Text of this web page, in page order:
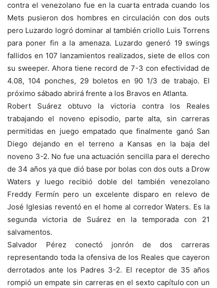
contra el venezolano fue en la cuarta entrada cuando los
Mets pusieron dos hombres en circulación con dos outs
pero Luzardo logró dominar al también criollo Luis Torrens
para poner fin a la amenaza. Luzardo generó 19 swings
fallidos en 107 lanzamientos realizados, siete de ellos con
su sweeper. Ahora tiene record de 7-3 con efectividad de
4.08, 104 ponches, 29 boletos en 90 1/3 de trabajo. El
próximo sábado abrirá frente a los Bravos en Atlanta.
Robert Suárez obtuvo la victoria contra los Reales
trabajando el noveno episodio, parte alta, sin carreras
permitidas en juego empatado que finalmente ganó San
Diego dejando en el terreno a Kansas en la baja del
noveno 3-2. No fue una actuación sencilla para el derecho
de 34 años ya que dió base por bolas con dos outs a Drow
Waters y luego recibió doble del también venezolano
Freddy Fermín pero un excelente disparo en relevo de
José Iglesias reventó en el home al corredor Waters. Es la
segunda victoria de Suárez en la temporada con 21
salvamentos.
Salvador Pérez conectó jonrón de dos carreras
representando toda la ofensiva de los Reales que cayeron
derrotados ante los Padres 3-2. El receptor de 35 años
rompió un empate sin carreras en el sexto capítulo con un